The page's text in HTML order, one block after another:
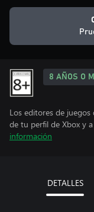
8 AÑOS O
Los editores de juegos
de tu perfil de Xbox y
información
DETALLES